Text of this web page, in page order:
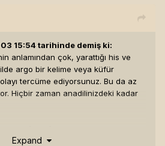
15:54 tarihinde demiş ki:
anlamından çok, yarattığı his ve
argo bir kelime veya küfür
tercüme ediyorsunuz. Bu da az
Hiçbir zaman anadilinizdeki kadar
Expand